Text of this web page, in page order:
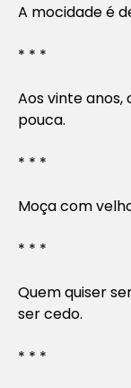
A mocidade é
* * *
Aos vinte
pouca.
* * *
Moça com
* * *
Quem quiser
ser cedo.
* * *